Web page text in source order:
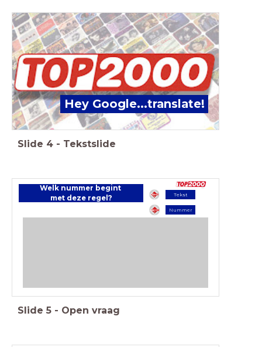
Hey Google...translate!
Slide 4 - Tekstslide
Welk nummer begint
met deze regel?
Tekst
Nummer
Slide 5 - Open vraag